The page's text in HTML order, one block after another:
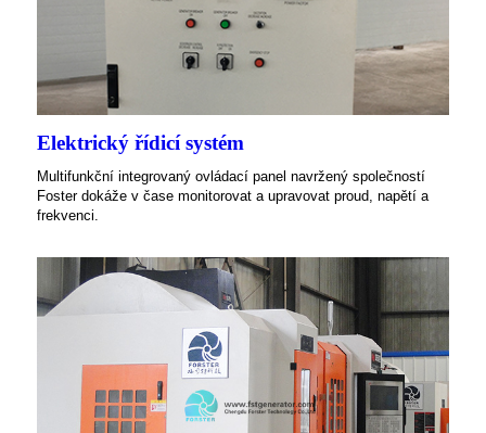
Elektrický řídicí systém
Multifunkční integrovaný ovládací panel navržený společností
Foster dokáže v čase monitorovat a upravovat proud, napětí a
frekvenci.